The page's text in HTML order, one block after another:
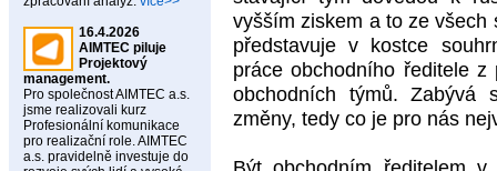
16.4.2026
AIMTEC piluje
Projektový
management.
Pro společnost AIMTEC a.s.
jsme realizovali kurz
Profesionální komunikace
pro realizační role. AIMTEC
a.s. pravidelně investuje do
vyšším ziskem a to ze všech
představuje v kostce
práce obchodního ředitele z
obchodních týmů. Zabývá
změny, tedy co je pro nás